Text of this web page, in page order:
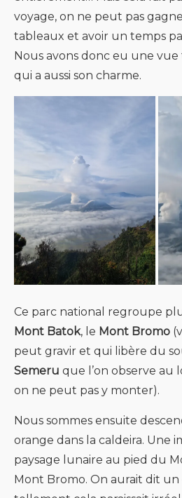
voyage, on ne peut pas
tableaux et avoir un temps
Nous avons donc eu une vue
qui a aussi son charme.
Ce parc national regroupe
Mont Batok, le Mont Bromo
peut gravir et qui libère du
Semeru que l’on observe au
on ne peut pas y monter).
Nous sommes ensuite
orange dans la caldeira. Une
paysage lunaire au pied du
Mont Bromo. On aurait dit